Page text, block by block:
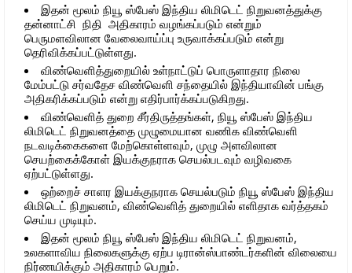
இதன் மூலம் நியூ ஸ்பேஸ் இந்திய லிமிடெட் நிறுவனத்துக்கு
தன்னாட்சி நிதி அதிகாரம் வழங்கப்படும் என்றும்
பெருமளவிலான வேலைவாய்ப்பு உருவாக்கப்படும் என்று
தெரிவிக்கப்பட்டுள்ளது.
விண்வெளித்துறையில் உள்நாட்டுப் பொருளாதார நிலை
மேம்பட்டு சர்வதேச விண்வெளி சந்தையில் இந்தியாவின் பங்கு
அதிகரிக்கப்படும் என்று எதிர்பார்க்கப்படுகிறது.
விண்வெளித் துறை சீர்திருத்தங்கள், நியூ ஸ்பேஸ் இந்திய
லிமிடெட் நிறுவனத்தை முழுமையான வணிக விண்வெளி
நடவடிக்கைகளை மேற்கொள்ளவும், முழு அளவிலான
செயற்கைக்கோள் இயக்குநராக செயல்படவும் வழிவகை
ஏற்பட்டுள்ளது.
ஒற்றைச் சாளர இயக்குநராக செயல்படும் நியூ ஸ்பேஸ் இந்திய
லிமிடெட் நிறுவனம், விண்வெளித் துறையில் எளிதாக வர்த்தகம்
செய்ய முடியும்.
இதன் மூலம் நியூ ஸ்பேஸ் இந்திய லிமிடெட் நிறுவனம்,
உலகளாவிய நிலைகளுக்கு ஏற்ப டிரான்ஸ்பாண்டர்களின் விலையை
நிர்ணயிக்கும் அதிகாரம் பெறும்.